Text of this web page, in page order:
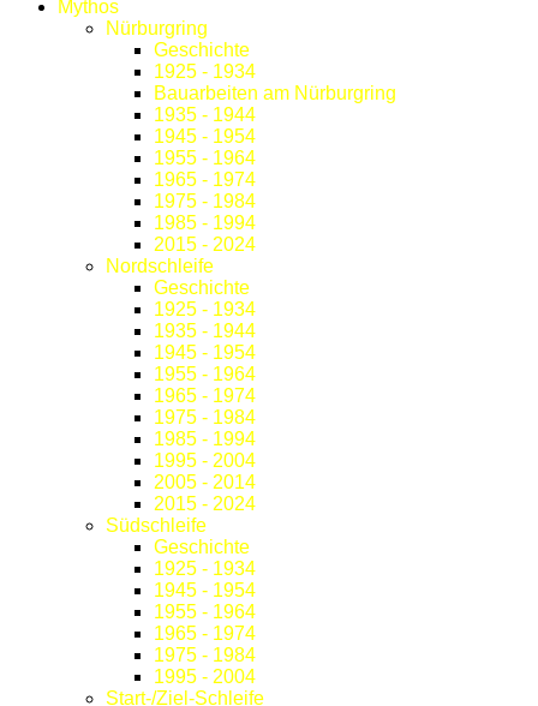
Mythos
Nürburgring
Geschichte
1925 - 1934
Bauarbeiten am Nürburgring
1935 - 1944
1945 - 1954
1955 - 1964
1965 - 1974
1975 - 1984
1985 - 1994
2015 - 2024
Nordschleife
Geschichte
1925 - 1934
1935 - 1944
1945 - 1954
1955 - 1964
1965 - 1974
1975 - 1984
1985 - 1994
1995 - 2004
2005 - 2014
2015 - 2024
Südschleife
Geschichte
1925 - 1934
1945 - 1954
1955 - 1964
1965 - 1974
1975 - 1984
1995 - 2004
Start-/Ziel-Schleife